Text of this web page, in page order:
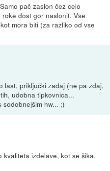
pač zaslon čez celo
dost gor naslonit. Vse
mora biti (za razliko od vse
last, priključki zadaj (ne pa zdaj,
udobna tipkovnica...
hw... ;)
izdelave, kot se šika,